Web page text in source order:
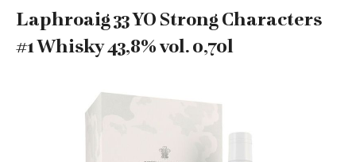
Laphroaig 33 YO Strong Characters
#1 Whisky 43,8% vol. 0,70l
Bildergalerie überspringen